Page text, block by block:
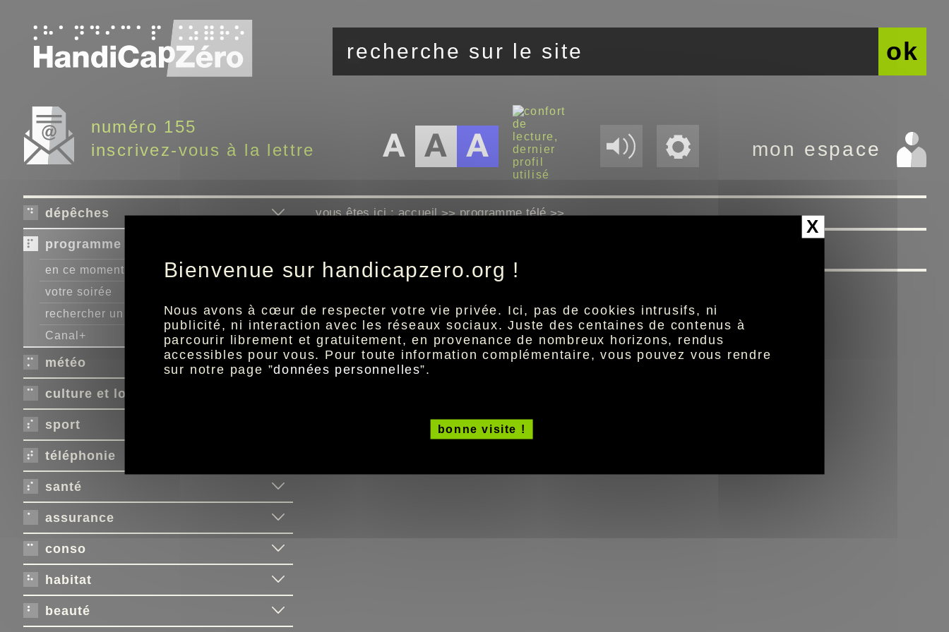
ok
numéro 155
inscrivez-vous à la lettre
mon espace
dépêches
programme télé
en ce moment
votre soirée
rechercher un programme
Canal+
météo
culture et loisirs
sport
téléphonie
santé
assurance
conso
habitat
beauté
vous êtes ici :accueil>>programme télé>>
X
Bienvenue sur handicapzero.org !
Nous avons à cœur de respecter votre vie privée. Ici, pas de cookies intrusifs, ni
publicité, ni interaction avec les réseaux sociaux. Juste des centaines de contenus à
parcourir librement et gratuitement, en provenance de nombreux horizons, rendus
accessibles pour vous. Pour toute information complémentaire, vous pouvez vous rendre
sur notre page ”données personnelles”.
bonne visite !